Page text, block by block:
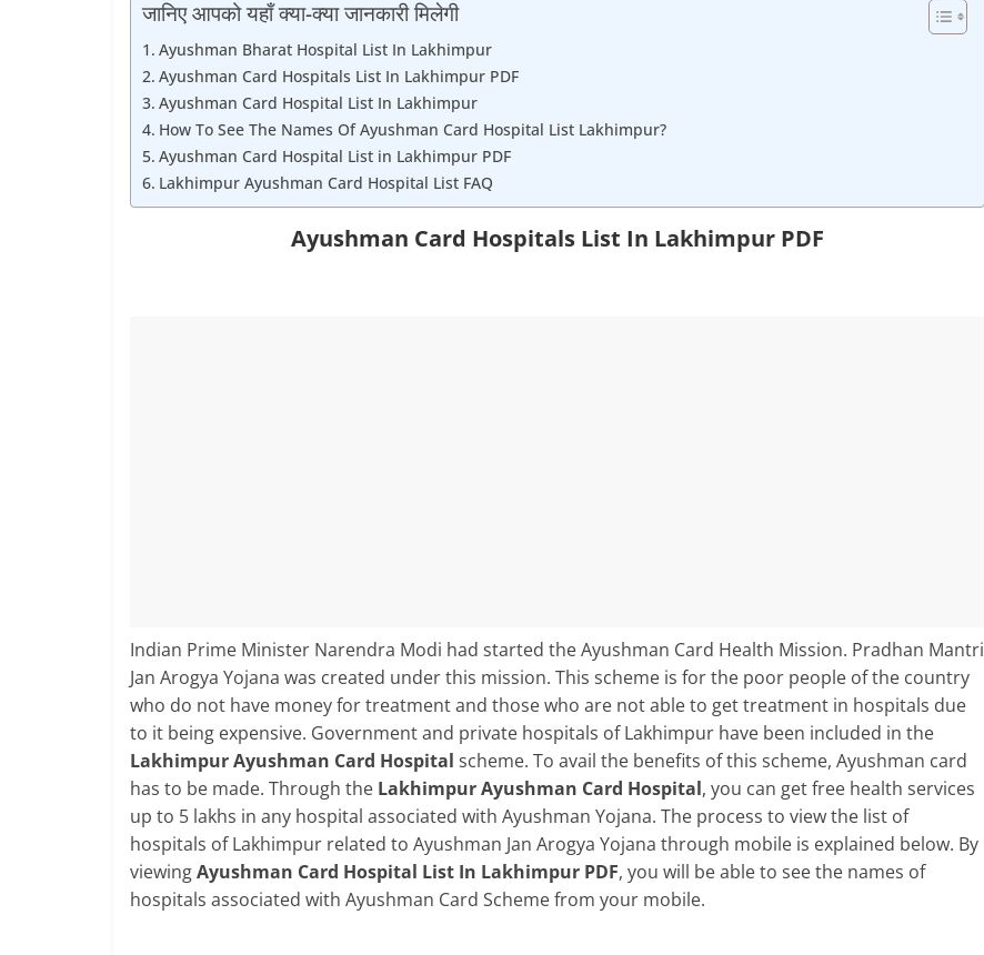
जानिए आपको यहाँ क्या-क्या जानकारी मिलेगी
Ayushman Bharat Hospital List In Lakhimpur
Ayushman Card Hospitals List In Lakhimpur PDF
Ayushman Card Hospital List In Lakhimpur
How To See The Names Of Ayushman Card Hospital List Lakhimpur?
Ayushman Card Hospital List in Lakhimpur PDF
Lakhimpur Ayushman Card Hospital List FAQ
Ayushman Card Hospitals List In Lakhimpur PDF
Indian Prime Minister Narendra Modi had started the Ayushman Card Health Mission. Pradhan Mantri
Jan Arogya Yojana was created under this mission. This scheme is for the poor people of the country
who do not have money for treatment and those who are not able to get treatment in hospitals due
to it being expensive. Government and private hospitals of Lakhimpur have been included in the
Lakhimpur Ayushman Card Hospital scheme. To avail the benefits of this scheme, Ayushman card
has to be made. Through the Lakhimpur Ayushman Card Hospital, you can get free health services
up to 5 lakhs in any hospital associated with Ayushman Yojana. The process to view the list of
hospitals of Lakhimpur related to Ayushman Jan Arogya Yojana through mobile is explained below. By
viewingAyushman Card Hospital List In Lakhimpur PDF, you will be able to see the names of
hospitals associated with Ayushman Card Scheme from your mobile.